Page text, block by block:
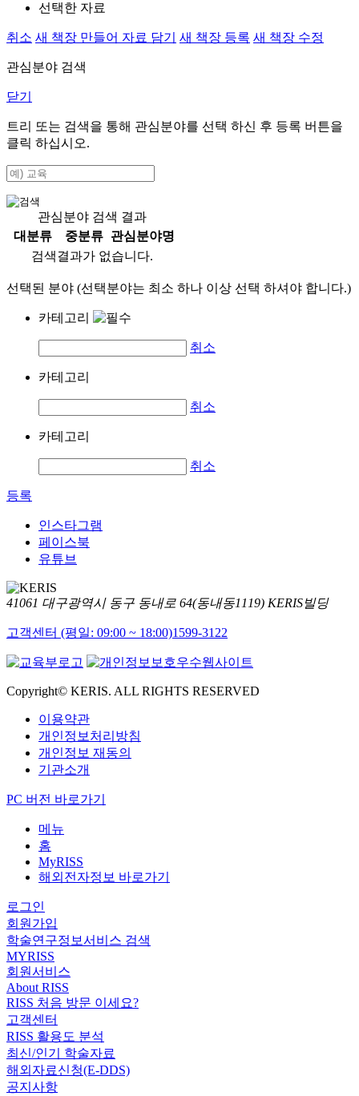
선택한 자료
취소 새 책장 만들어 자료 담기 새 책장 등록 새 책장 수정
관심분야 검색
닫기
트리 또는 검색을 통해 관심분야를 선택 하신 후 등록 버튼을
클릭 하십시오.
관심분야 검색 결과
대분류
중분류
관심분야명
검색결과가 없습니다.
선택된 분야 (선택분야는 최소 하나 이상 선택 하셔야 합니다.)
카테고리
취소
카테고리
취소
카테고리
취소
등록
인스타그램
페이스북
유튜브
41061 대구광역시 동구 동내로 64(동내동1119) KERIS빌딩
고객센터 (평일: 09:00 ~ 18:00)1599-3122
Copyright© KERIS. ALL RIGHTS RESERVED
이용약관
개인정보처리방침
개인정보 재동의
기관소개
PC 버전 바로가기
메뉴
홈
MyRISS
해외전자정보 바로가기
로그인
회원가입
학술연구정보서비스 검색
MYRISS
회원서비스
About RISS
RISS 처음 방문 이세요?
고객센터
RISS 활용도 분석
최신/인기 학술자료
해외자료신청(E-DDS)
공지사항